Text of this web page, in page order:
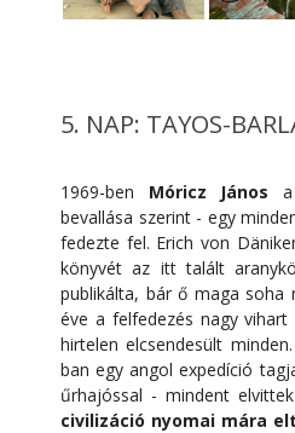
5. NAP: TAYOS-
1969-ben Móricz János
bevallása szerint - egy
fedezte fel. Erich von
könyvét az itt talált
publikálta, bár ő maga soha
éve a felfedezés nagy
hirtelen elcsendesült
ban egy angol expedíció
űrhajóssal - mindent
civilizáció nyomai mára